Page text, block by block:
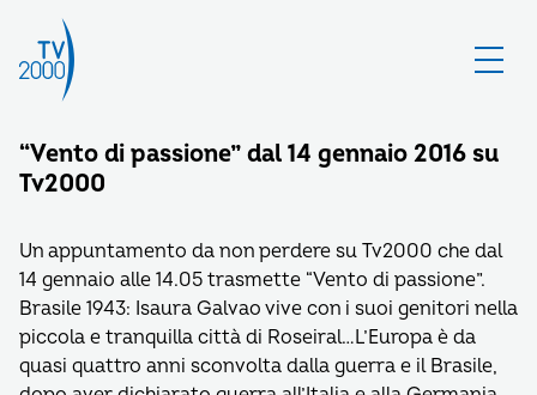
“Vento di passione” dal 14 gennaio 2016 su
Tv2000
Un appuntamento da non perdere su Tv2000 che dal
14 gennaio alle 14.05 trasmette “Vento di passione”.
Brasile 1943: Isaura Galvao vive con i suoi genitori nella
piccola e tranquilla città di Roseiral…L’Europa è da
quasi quattro anni sconvolta dalla guerra e il Brasile,